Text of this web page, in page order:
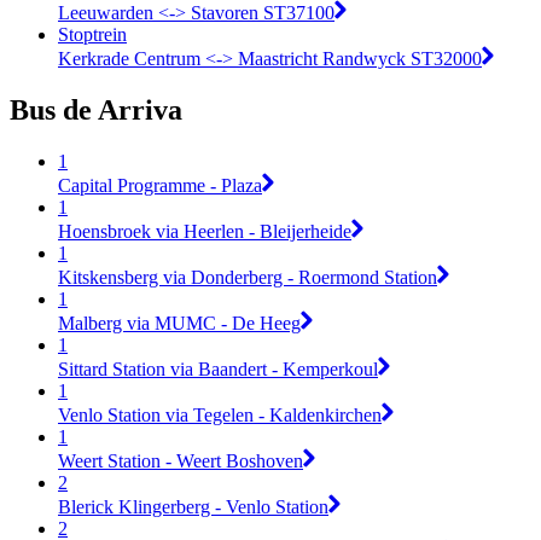
Leeuwarden <-> Stavoren ST37100
Stoptrein
Kerkrade Centrum <-> Maastricht Randwyck ST32000
Bus de Arriva
1
Capital Programme - Plaza
1
Hoensbroek via Heerlen - Bleijerheide
1
Kitskensberg via Donderberg - Roermond Station
1
Malberg via MUMC - De Heeg
1
Sittard Station via Baandert - Kemperkoul
1
Venlo Station via Tegelen - Kaldenkirchen
1
Weert Station - Weert Boshoven
2
Blerick Klingerberg - Venlo Station
2